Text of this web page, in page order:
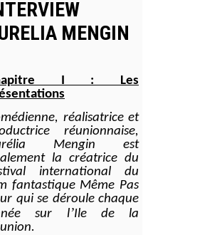
MENGIN
I : Les
réalisatrice et
réunionnaise,
Mengin est
la créatrice du
international du
fantastique Même Pas
qui se déroule chaque
sur l’Ile de la